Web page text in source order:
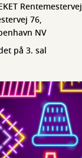
Rentemestervej
76,
NV
på 3. sal